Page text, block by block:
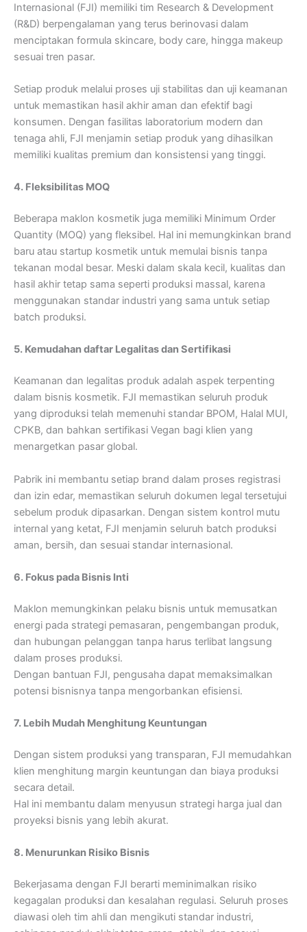
Internasional (FJI) memiliki tim Research & Development
(R&D) berpengalaman yang terus berinovasi dalam
menciptakan formula skincare, body care, hingga makeup
sesuai tren pasar.
Setiap produk melalui proses uji stabilitas dan uji keamanan
untuk memastikan hasil akhir aman dan efektif bagi
konsumen. Dengan fasilitas laboratorium modern dan
tenaga ahli, FJI menjamin setiap produk yang dihasilkan
memiliki kualitas premium dan konsistensi yang tinggi.
4. Fleksibilitas MOQ
Beberapa maklon kosmetik juga memiliki Minimum Order
Quantity (MOQ) yang fleksibel. Hal ini memungkinkan brand
baru atau startup kosmetik untuk memulai bisnis tanpa
tekanan modal besar. Meski dalam skala kecil, kualitas dan
hasil akhir tetap sama seperti produksi massal, karena
menggunakan standar industri yang sama untuk setiap
batch produksi.
5. Kemudahan daftar Legalitas dan Sertifikasi
Keamanan dan legalitas produk adalah aspek terpenting
dalam bisnis kosmetik. FJI memastikan seluruh produk
yang diproduksi telah memenuhi standar BPOM, Halal MUI,
CPKB, dan bahkan sertifikasi Vegan bagi klien yang
menargetkan pasar global.
Pabrik ini membantu setiap brand dalam proses registrasi
dan izin edar, memastikan seluruh dokumen legal tersetujui
sebelum produk dipasarkan. Dengan sistem kontrol mutu
internal yang ketat, FJI menjamin seluruh batch produksi
aman, bersih, dan sesuai standar internasional.
6. Fokus pada Bisnis Inti
Maklon memungkinkan pelaku bisnis untuk memusatkan
energi pada strategi pemasaran, pengembangan produk,
dan hubungan pelanggan tanpa harus terlibat langsung
dalam proses produksi.
Dengan bantuan FJI, pengusaha dapat memaksimalkan
potensi bisnisnya tanpa mengorbankan efisiensi.
7. Lebih Mudah Menghitung Keuntungan
Dengan sistem produksi yang transparan, FJI memudahkan
klien menghitung margin keuntungan dan biaya produksi
secara detail.
Hal ini membantu dalam menyusun strategi harga jual dan
proyeksi bisnis yang lebih akurat.
8. Menurunkan Risiko Bisnis
Bekerjasama dengan FJI berarti meminimalkan risiko
kegagalan produksi dan kesalahan regulasi. Seluruh proses
diawasi oleh tim ahli dan mengikuti standar industri,